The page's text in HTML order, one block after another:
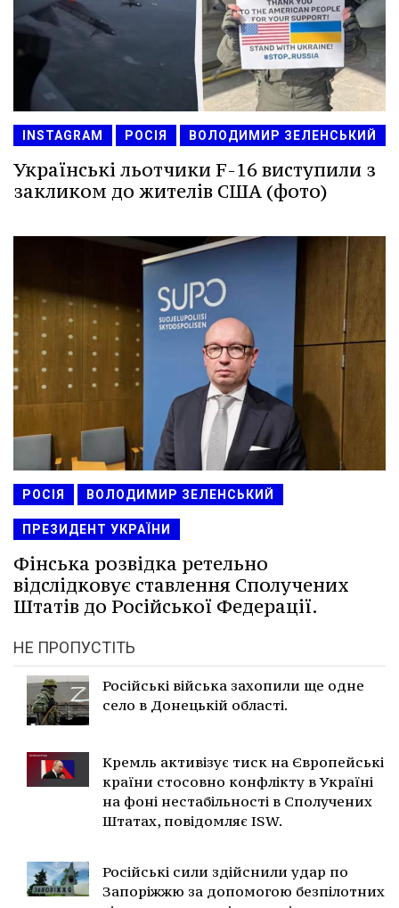
INSTAGRAM РОСІЯ ВОЛОДИМИР ЗЕЛЕНСЬКИЙ
Українські льотчики F-16 виступили з
закликом до жителів США (фото)
РОСІЯ ВОЛОДИМИР ЗЕЛЕНСЬКИЙ
ПРЕЗИДЕНТ УКРАЇНИ
Фінська розвідка ретельно
відслідковує ставлення Сполучених
Штатів до Російської Федерації.
НЕ ПРОПУСТІТЬ
Російські війська захопили ще одне
село в Донецькій області.
Кремль активізує тиск на Європейські
країни стосовно конфлікту в Україні
на фоні нестабільності в Сполучених
Штатах, повідомляє ISW.
Російські сили здійснили удар по
Запоріжжю за допомогою безпілотних